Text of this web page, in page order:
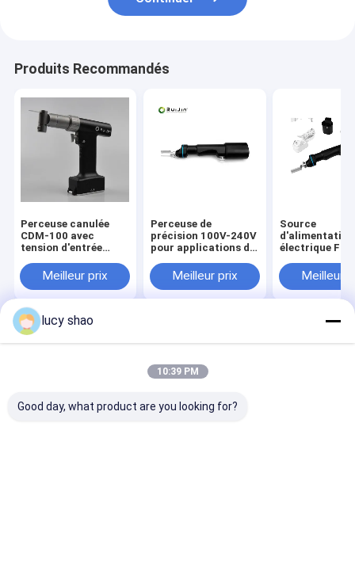
Produits Recommandés
Perceuse canulée
CDM-100 avec
tension d'entrée
foret autoclavable et
plus
Meilleur prix
Perceuse de
précision 100V-240V
pour applications de
Meilleur prix
Source
d'alimentation
électrique
pour une
d'entrée de
Meilleur
nous
nous
Site
Plan du site
Privacy Policy
Reserved.
lucy shao
10:39 PM
Good day, what product are you looking for?